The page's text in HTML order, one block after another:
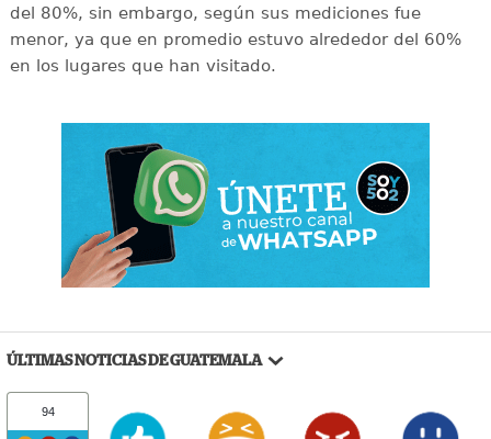
del 80%, sin embargo, según sus mediciones fue
menor, ya que en promedio estuvo alrededor del 60%
en los lugares que han visitado.
ÚLTIMAS NOTICIAS DE GUATEMALA
94